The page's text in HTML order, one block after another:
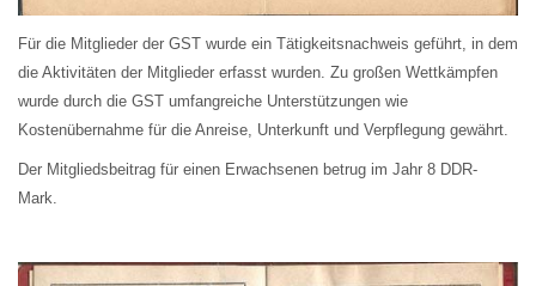
Für die Mitglieder der GST wurde ein Tätigkeitsnachweis geführt, in dem
die Aktivitäten der Mitglieder erfasst wurden. Zu großen Wettkämpfen
wurde durch die GST umfangreiche Unterstützungen wie
Kostenübernahme für die Anreise, Unterkunft und Verpflegung gewährt.
Der Mitgliedsbeitrag für einen Erwachsenen betrug im Jahr 8 DDR-
Mark.